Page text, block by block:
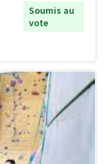
Soumis au
vote